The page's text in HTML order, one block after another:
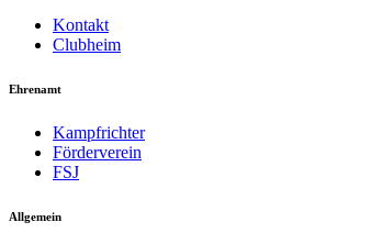
Kontakt
Clubheim
Ehrenamt
Kampfrichter
Förderverein
FSJ
Allgemein